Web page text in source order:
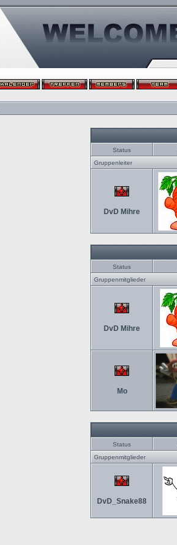
Status
Gruppenleiter
DvD Mihre
Status
Gruppenmitglieder
DvD Mihre
Mo
Status
Gruppenmitglieder
DvD_Snake88